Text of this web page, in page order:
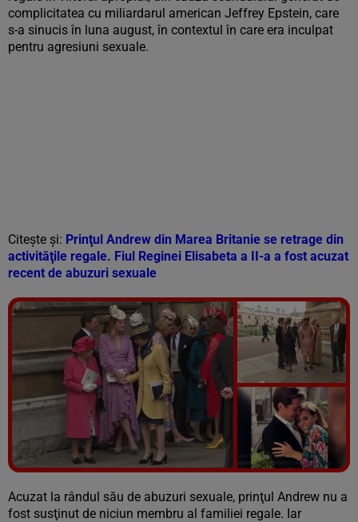
complicitatea cu miliardarul american Jeffrey Epstein, care
s-a sinucis în luna august, în contextul în care era inculpat
pentru agresiuni sexuale.
Citește și: Prinţul Andrew din Marea Britanie se retrage din
activităţile regale. Fiul Reginei Elisabeta a II-a a fost acuzat
recent de abuzuri sexuale
Vezi galeria foto
6 poze
Acuzat la rândul său de abuzuri sexuale, prinţul Andrew nu a
fost susţinut de niciun membru al familiei regale. Iar